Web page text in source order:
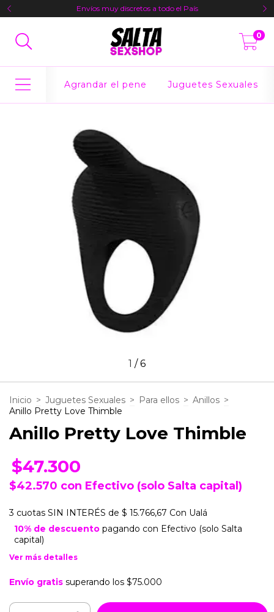
Envíos muy discretos a todo el País
0
Agrandar el pene Juguetes Sexuales
1 /6
Inicio > Juguetes Sexuales > Para ellos > Anillos >
Anillo Pretty Love Thimble
Anillo Pretty Love Thimble
$47.300
$42.570 con Efectivo (solo Salta capital)
3 cuotas SIN INTERÉS de $ 15.766,67 Con Ualá
10% de descuento pagando con Efectivo (solo Salta
capital)
Ver más detalles
Envío gratis superando los $75.000